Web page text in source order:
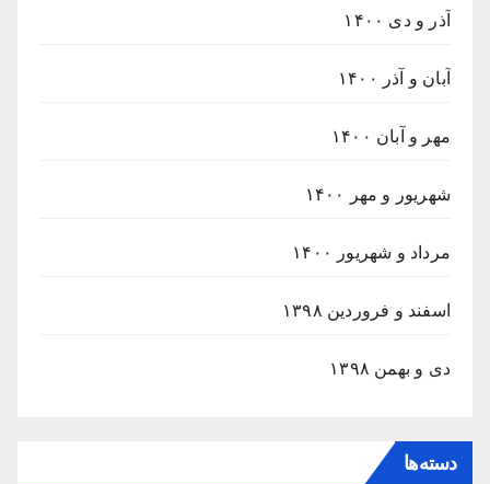
آذر و دی ۱۴۰۰
آبان و آذر ۱۴۰۰
مهر و آبان ۱۴۰۰
شهریور و مهر ۱۴۰۰
مرداد و شهریور ۱۴۰۰
اسفند و فروردین ۱۳۹۸
دی و بهمن ۱۳۹۸
دسته‌ها